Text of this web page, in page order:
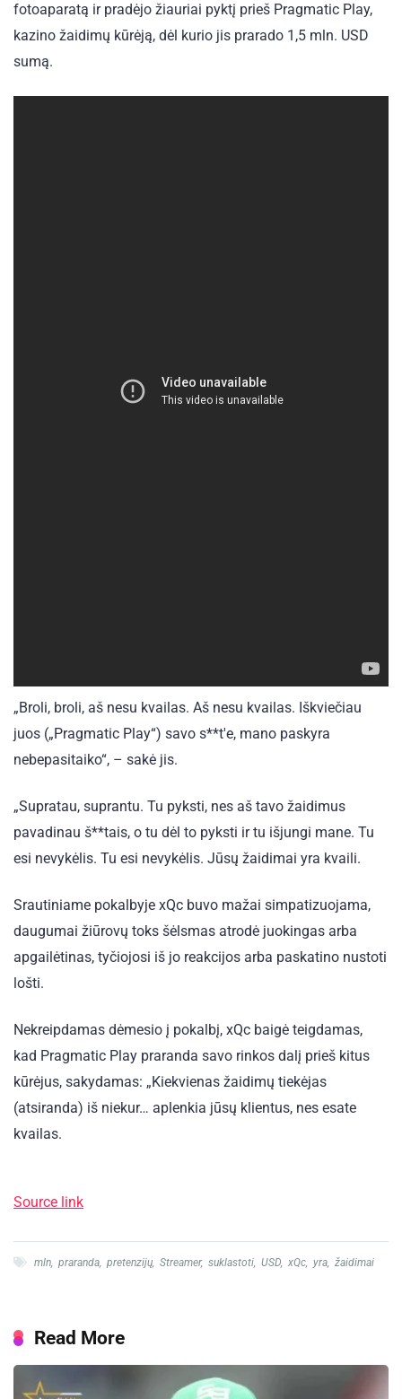
fotoaparatą ir pradėjo žiauriai pyktį prieš Pragmatic Play,
kazino žaidimų kūrėją, dėl kurio jis prarado 1,5 mln. USD
sumą.
„Broli, broli, aš nesu kvailas. Aš nesu kvailas. Iškviečiau
juos („Pragmatic Play“) savo s**t'e, mano paskyra
nebepasitaiko“, – sakė jis.
„Supratau, suprantu. Tu pyksti, nes aš tavo žaidimus
pavadinau š**tais, o tu dėl to pyksti ir tu išjungi mane. Tu
esi nevykėlis. Tu esi nevykėlis. Jūsų žaidimai yra kvaili.
Srautiniame pokalbyje xQc buvo mažai simpatizuojama,
daugumai žiūrovų toks šėlsmas atrodė juokingas arba
apgailėtinas, tyčiojosi iš jo reakcijos arba paskatino nustoti
lošti.
Nekreipdamas dėmesio į pokalbį, xQc baigė teigdamas,
kad Pragmatic Play praranda savo rinkos dalį prieš kitus
kūrėjus, sakydamas: „Kiekvienas žaidimų tiekėjas
(atsiranda) iš niekur… aplenkia jūsų klientus, nes esate
kvailas.
Source link
mln, praranda, pretenzijų, Streamer, suklastoti, USD, xQc, yra, žaidimai
Read More